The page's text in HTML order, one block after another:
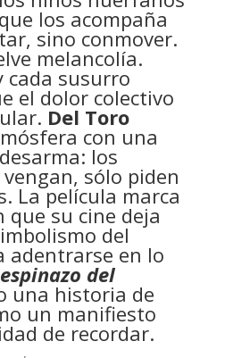
los acompaña
sino conmover.
melancolía.
cada susurro
el dolor colectivo
Del Toro
con una
los
sólo piden
La película marca
que su cine deja
del
adentrarse en lo
del
una historia de
un manifiesto
de recordar.